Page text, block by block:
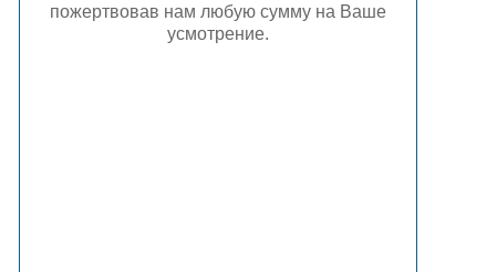
пожертвовав нам любую сумму на Ваше
усмотрение.